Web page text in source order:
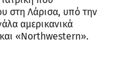
στη Λάρισα, υπό την
αμερικανικά
«Northwestern».